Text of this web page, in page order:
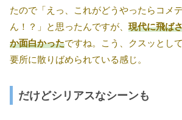
たので「えっ、これがどうやったらコメ
ん！？」と思ったんですが、 現代に飛ば
か面白かったですね。こう、クスッとし
要所に散りばめられている感じ。
だけどシリアスなシーンも